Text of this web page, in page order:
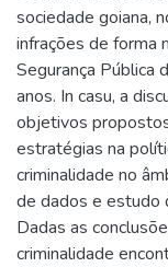
sociedade goiana,
infrações de forma
Segurança Pública
anos. In casu, a
objetivos
estratégias na
criminalidade no
de dados e estudo
Dadas as
criminalidade